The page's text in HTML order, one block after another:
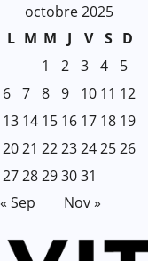
octobre 2025
L M M J V S D
1
2 3 4
5
6 7 8 9 10 11 12
13 14 15 16 17 18 19
2021 2223242526
2728293031
« Sep
Nov »